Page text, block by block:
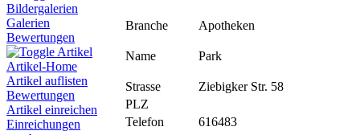
Bildergalerien
Galerien
Bewertungen
Artikel
Artikel-Home
Artikel auflisten
Bewertungen
Artikel einreichen
Einreichungen
Branche Apotheken
Name Park
Strasse
Ziebigker Str. 58
PLZ
Telefon
616483